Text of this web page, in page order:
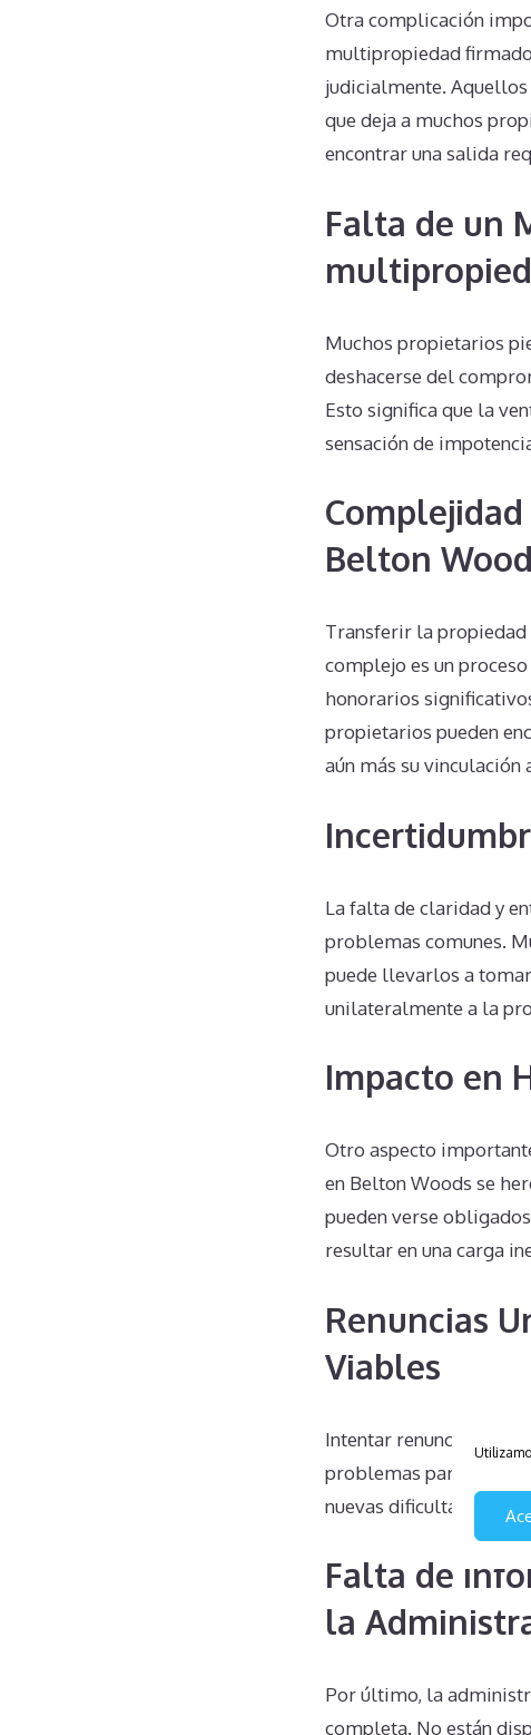
Otra complicación
multipropiedad
judicialmente. Aquellos
que deja a muchos
encontrar una salida
Falta de un
Muchos propietarios
deshacerse del
Esto significa que la
sensación de
Belton
Transferir la
complejo es un
honorarios
propietarios pueden
aún más su
La falta de claridad y
problemas comunes.
puede llevarlos a
unilateralmente a la
Impacto en
Otro aspecto
en Belton Woods se
pueden verse
resultar en una carga
Renuncias
Viables
Intentar renunciar
problemas para el
nuevas dificultades, ya
Falta de
la
Por último, la
completa. No están